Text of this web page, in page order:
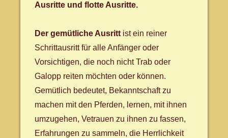
Ausritte und flotte Ausritte.
Der gemütliche Ausritt ist ein reiner
Schrittausritt für alle Anfänger oder
Vorsichtigen, die noch nicht Trab oder
Galopp reiten möchten oder können.
Gemütlich bedeutet, Bekanntschaft zu
machen mit den Pferden, lernen, mit ihnen
umzugehen, Vetrauen zu ihnen zu fassen,
Erfahrungen zu sammeln, die Herrlichkeit